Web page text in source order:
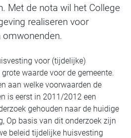
Met de nota wil het College
realiseren voor
voor (tijdelijke)
waarde voor de gemeente.
aan welke voorwaarden de
is eerst in 2011/2012 een
gehouden naar de huidige
Op basis van dit onderzoek zijn
beleid tijdelijke huisvesting